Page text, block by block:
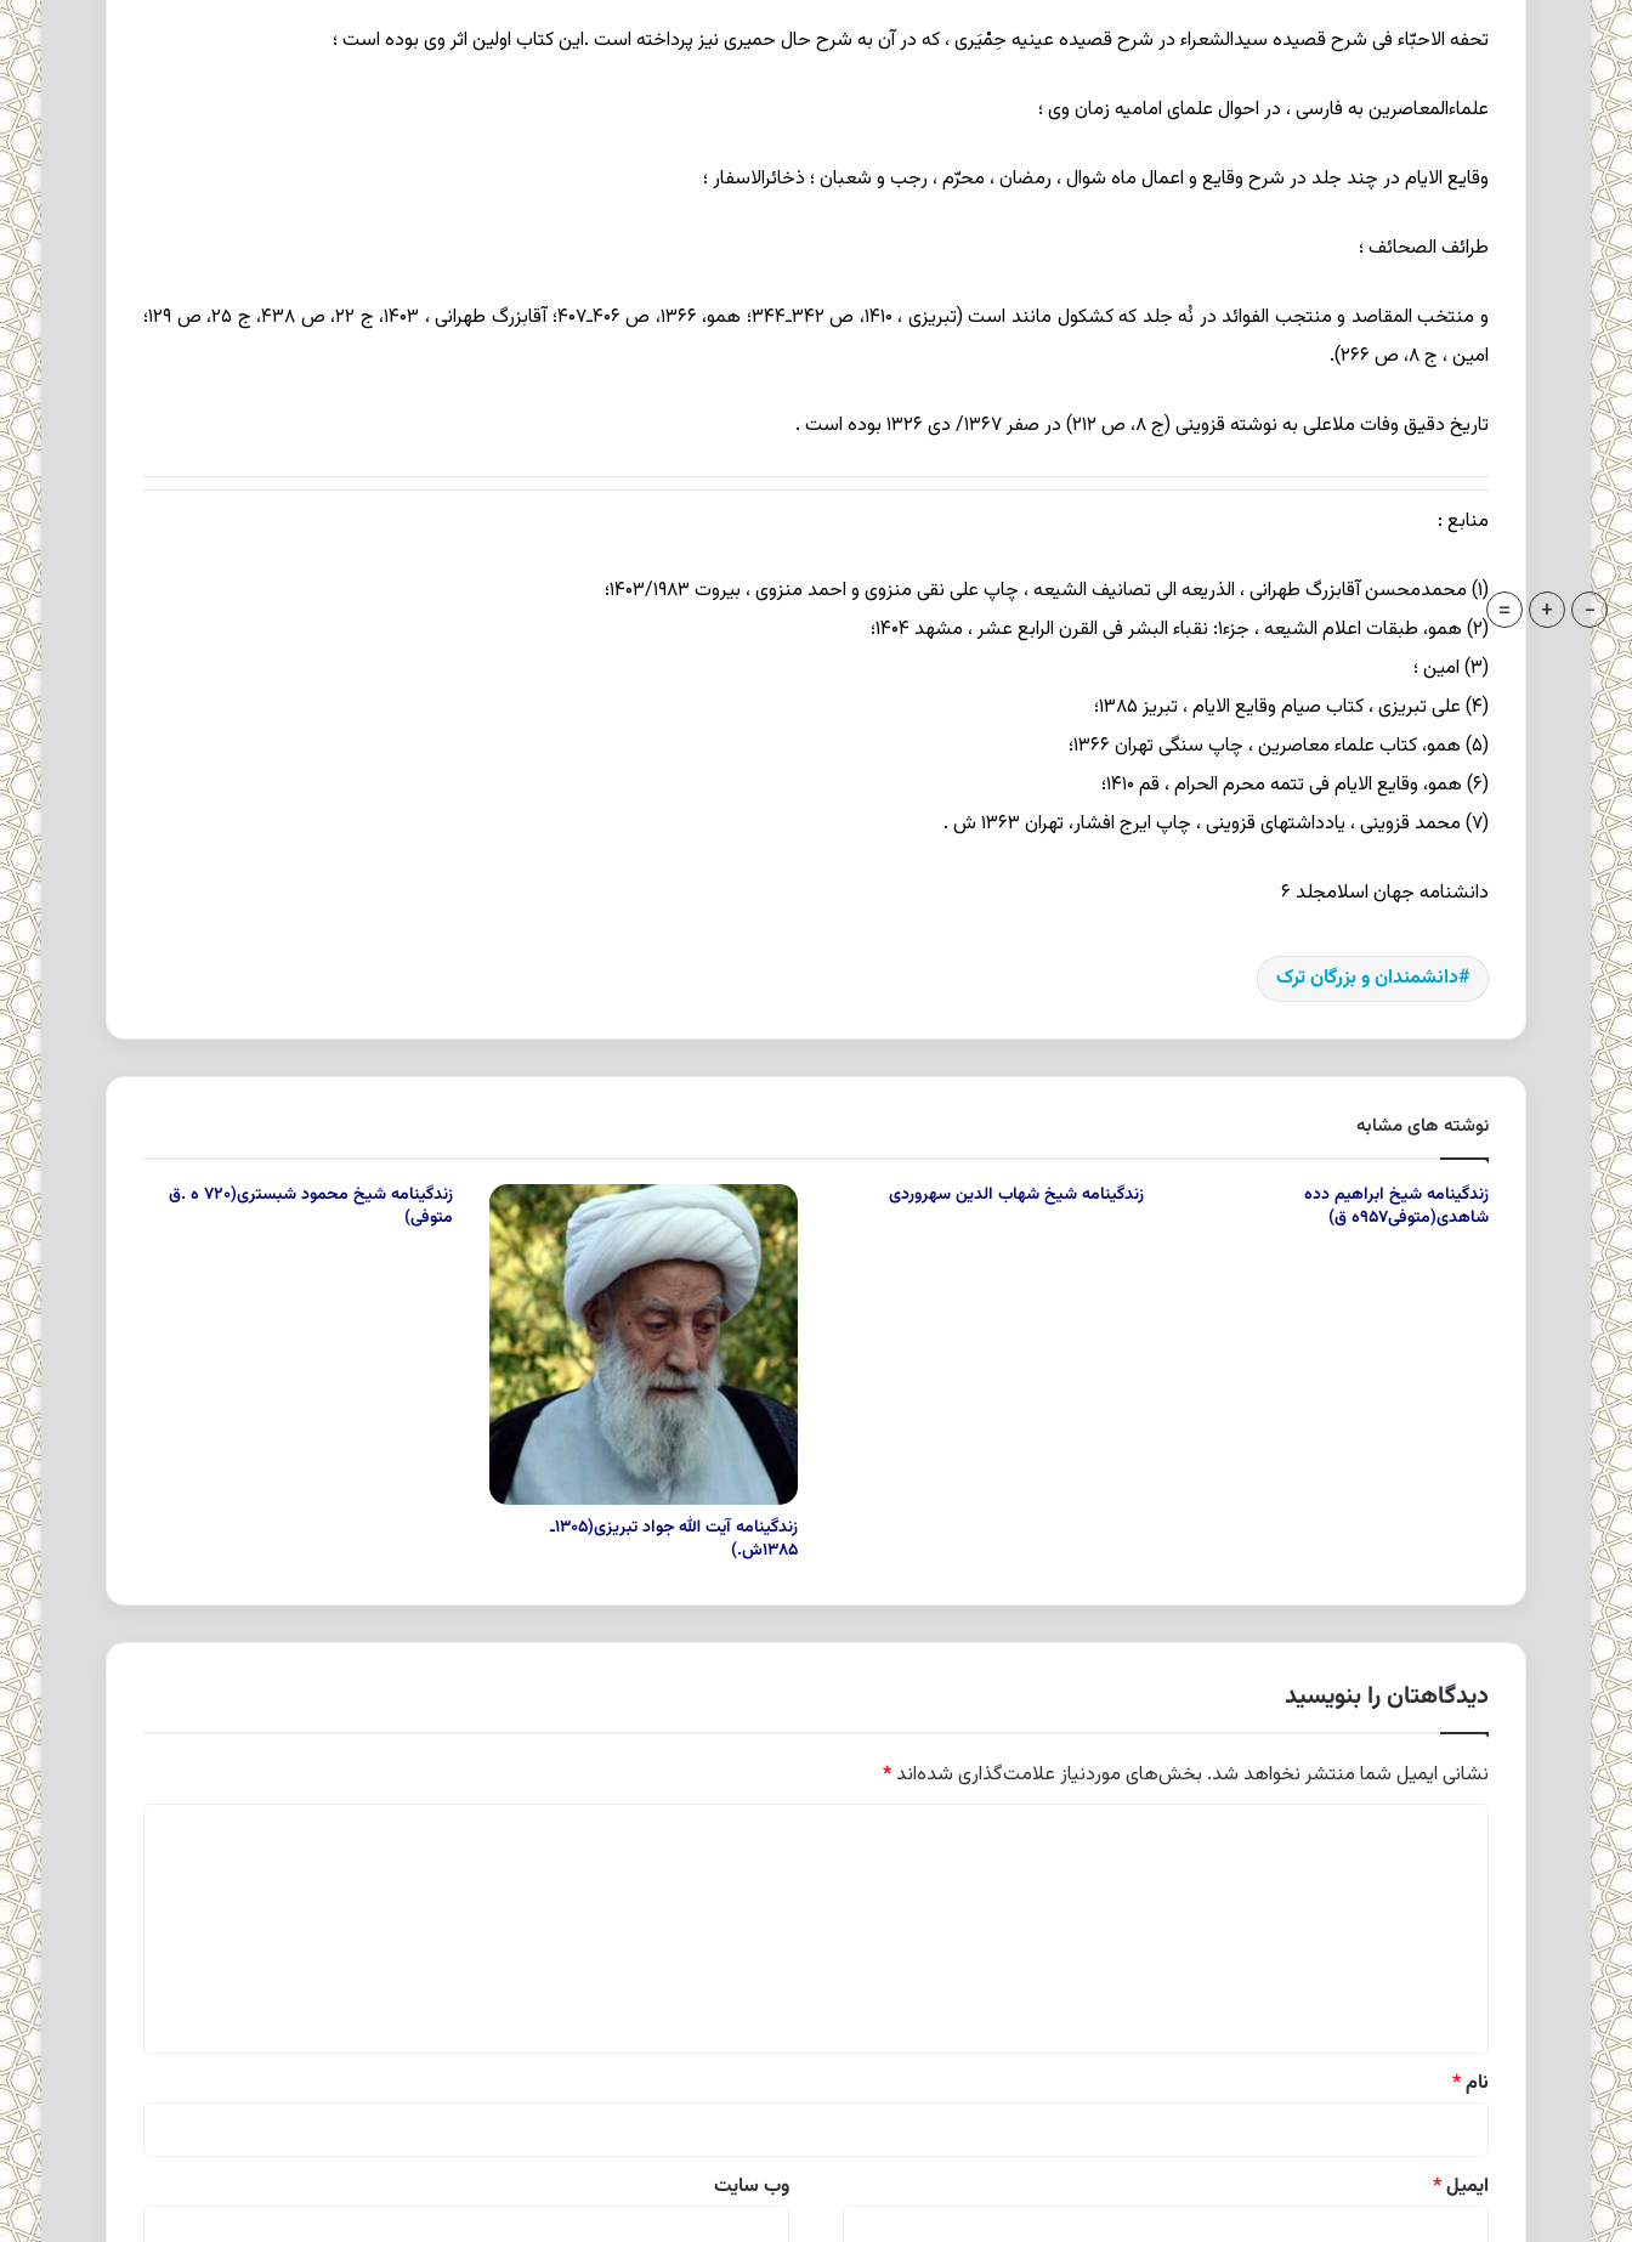
تحفه الاحبّاء فی شرح قصیده سیدالشعراء در شرح قصیده عینیه حِمْیَری ، که در آن به شرح حال حمیری نیز پرداخته است .این کتاب اولین اثر وی بوده است ؛
علماءالمعاصرین به فارسی ، در احوال علمای امامیه زمان وی ؛
وقایع الایام در چند جلد در شرح وقایع و اعمال ماه شوال ، رمضان ، محرّم ، رجب و شعبان ؛ ذخائرالاسفار ؛
طرائف الصحائف ؛
و منتخب المقاصد و منتجب الفوائد در نُه جلد که کشکول مانند است (تبریزی ، ۱۴۱۰، ص ۳۴۲ـ۳۴۴؛ همو، ۱۳۶۶، ص ۴۰۶ـ۴۰۷؛ آقابزرگ طهرانی ، ۱۴۰۳، ج ۲۲، ص ۴۳۸، ج ۲۵، ص ۱۲۹؛
امین ، ج ۸، ص ۲۶۶).
تاریخ دقیق وفات ملاعلی به نوشته قزوینی (ج ۸، ص ۲۱۲) در صفر ۱۳۶۷/ دی ۱۳۲۶ بوده است .
منابع:
(۱) محمدمحسن آقابزرگ طهرانی ، الذریعه الی تصانیف الشیعه ، چاپ علی نقی منزوی و احمد منزوی ، بیروت ۱۴۰۳/۱۹۸۳؛
(۲) همو، طبقات اعلام الشیعه ، جزء۱: نقباء البشر فی القرن الرابع عشر ، مشهد ۱۴۰۴؛
(۳) امین ؛
(۴) علی تبریزی ، کتاب صیام وقایع الایام ، تبریز ۱۳۸۵؛
(۵) همو، کتاب علماء معاصرین ، چاپ سنگی تهران ۱۳۶۶؛
(۶) همو، وقایع الایام فی تتمه محرم الحرام ، قم ۱۴۱۰؛
(۷) محمد قزوینی ، یادداشتهای قزوینی ، چاپ ایرج افشار، تهران ۱۳۶۳ ش .
دانشنامه جهان اسلامجلد ۶
دانشمندان و بزرگان ترک
نوشته های مشابه
زندگینامه شیخ ابراهیم دده
شاهدی(متوفی۹۵۷ه ق)
زندگینامه شیخ شهاب الدین سهروردی
زندگینامه آیت الله جواد تبریزی(۱۳۰۵ـ
۱۳۸۵ش.)
زندگینامه شیخ محمود شبستری(۷۲۰ ه .ق
متوفی)
دیدگاهتان را بنویسید
نشانی ایمیل شما منتشر نخواهد شد. بخش‌های موردنیاز علامت‌گذاری شده‌اند *
نام*
ایمیل* وب‌ سایت
-
+
=